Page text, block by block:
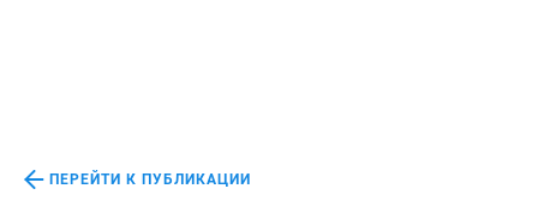
ПЕРЕЙТИ К ПУБЛИКАЦИИ